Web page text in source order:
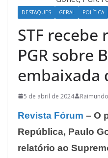
DESTAQUES GERAL POLÍTICA
STF
PGR sobre
embaixada
5 de abril de 2024
Revista Fórum – O
República, Paulo
relatório ao